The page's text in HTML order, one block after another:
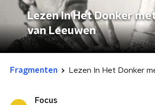
Lezen In Het Donker
van Leeuwen
Fragmenten
Focus